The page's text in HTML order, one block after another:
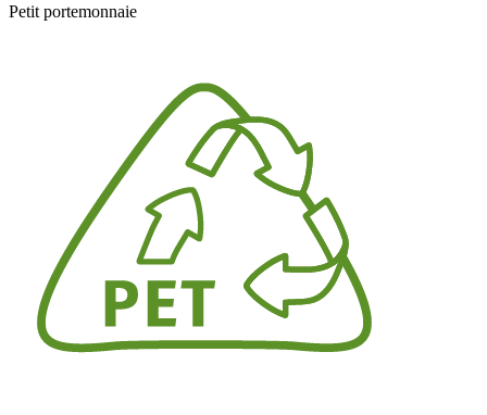
Petit portemonnaie